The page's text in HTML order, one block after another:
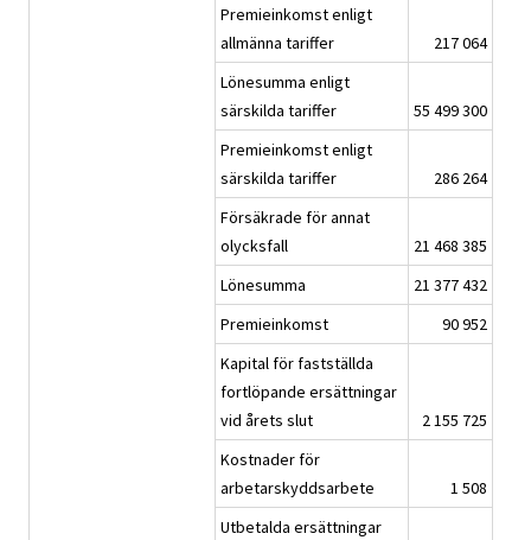
Premieinkomst enligt
allmänna tariffer
217 064
Lönesumma enligt
särskilda tariffer
55 499 300
Premieinkomst enligt
särskilda tariffer
286 264
Försäkrade för annat
olycksfall
21 468 385
Lönesumma
21 377 432
Premieinkomst
90 952
Kapital för fastställda
fortlöpande ersättningar
vid årets slut
2 155 725
Kostnader för
arbetarskyddsarbete
1 508
Utbetalda ersättningar